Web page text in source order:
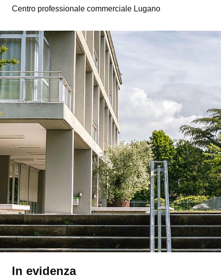
Centro professionale commerciale Lugano
In evidenza